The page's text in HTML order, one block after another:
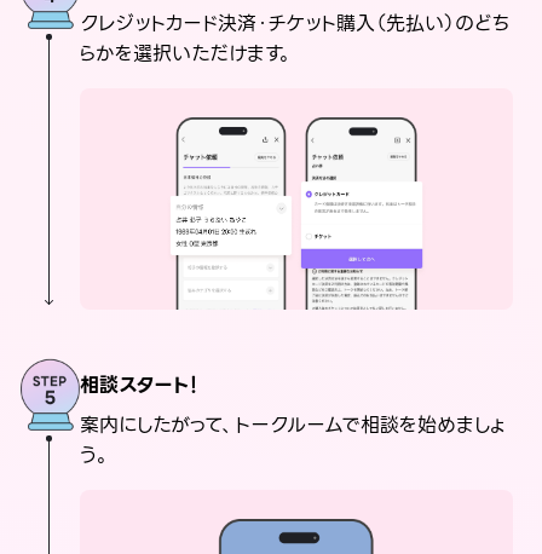
クレジットカード決済・チケット購入（先払い）のどち
らかを選択いただけます。
相談スタート！
案内にしたがって、トークルームで相談を始めましょ
う。